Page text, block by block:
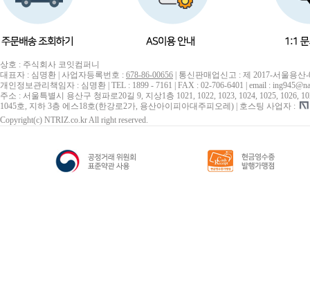
상호 : 주식회사 코잇컴퍼니
대표자 : 심명환 | 사업자등록번호 : 678-86-00656 | 통신판매업신고 : 제 2017-서울용산
개인정보관리책임자 : 심명환 | TEL : 1899 - 7161 | FAX : 02-706-6401 | email :
주소 : 서울특별시 용산구 청파로20길 9, 지상1층 1021, 1022, 1023, 1024, 1025, 1026,
1045호, 지하 3층 에스18호(한강로2가, 용산아이피아대주피오레) | 호스팅 사업자 :
Copyright(c) NTRIZ.co.kr All right reserved.